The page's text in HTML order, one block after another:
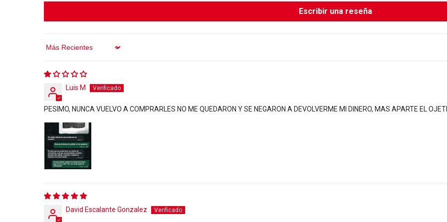
Escribir una reseña
Sort By
Luis M
PESIMO, NUNCA VUELVO A COMPRARLES NO ME QUEDARON Y SE NEGARON A DEVOLVERME MI DINERO, MAS APARTE EL
David Escalante Gonzalez